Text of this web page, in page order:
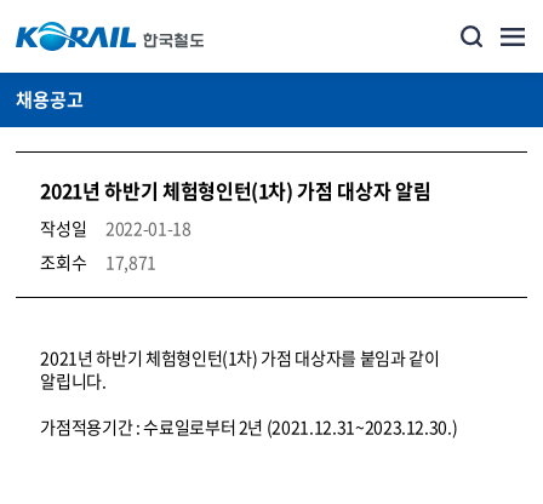
채용공고
2021년 하반기 체험형인턴(1차) 가점 대상자 알림
작성일
2022-01-18
조회수
17,871
코레일소개_경영공시_채용공고 상세보기 – 내용, 파일, 담당자 연락처로 구성
2021년 하반기 체험형인턴(1차) 가점 대상자를 붙임과 같이
알립니다.
가점적용기간 : 수료일로부터 2년 (2021.12.31~2023.12.30.)